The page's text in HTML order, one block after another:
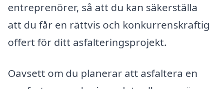
entreprenörer, så att du kan säkerställa
att du får en rättvis och konkurrenskraftig
offert för ditt asfalteringsprojekt.
Oavsett om du planerar att asfaltera en